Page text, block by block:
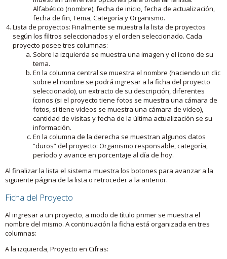
Alfabético (nombre), fecha de inicio, fecha de actualización,
fecha de fin, Tema, Categoría y Organismo.
Lista de proyectos: Finalmente se muestra la lista de proyectos
según los filtros seleccionados y el orden seleccionado. Cada
proyecto posee tres columnas:
Sobre la izquierda se muestra una imagen y el ícono de su
tema.
En la columna central se muestra el nombre (haciendo un clic
sobre el nombre se podrá ingresar a la ficha del proyecto
seleccionado), un extracto de su descripción, diferentes
íconos (si el proyecto tiene fotos se muestra una cámara de
fotos, si tiene videos se muestra una cámara de video),
cantidad de visitas y fecha de la última actualización se su
información.
En la columna de la derecha se muestran algunos datos
“duros” del proyecto: Organismo responsable, categoría,
período y avance en porcentaje al día de hoy.
Al finalizar la lista el sistema muestra los botones para avanzar a la
siguiente página de la lista o retroceder a la anterior.
Ficha del Proyecto
Al ingresar a un proyecto, a modo de título primer se muestra el
nombre del mismo. A continuación la ficha está organizada en tres
columnas:
A la izquierda, Proyecto en Cifras: